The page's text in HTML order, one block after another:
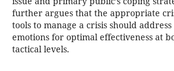
further argues that the appropriate
tools to manage a crisis should
emotions for optimal effectiveness at
tactical levels.